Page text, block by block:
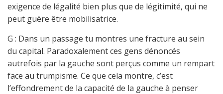
exigence de légalité bien plus que de légitimité, qui ne
peut guère être mobilisatrice.
G : Dans un passage tu montres une fracture au sein
du capital. Paradoxalement ces gens dénoncés
autrefois par la gauche sont perçus comme un rempart
face au trumpisme. Ce que cela montre, c’est
l’effondrement de la capacité de la gauche à penser